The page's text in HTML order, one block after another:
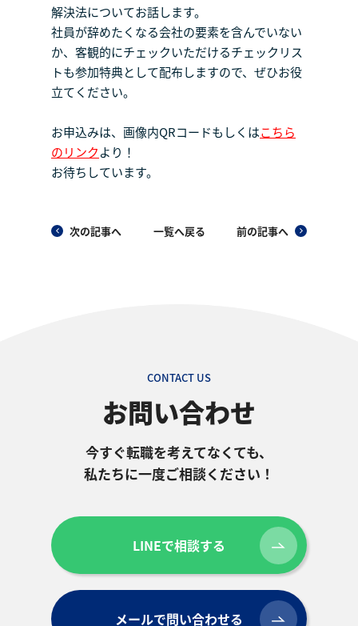
解決法についてお話します。
社員が辞めたくなる会社の要素を含んでいない
か、客観的にチェックいただけるチェックリス
トも参加特典として配布しますので、ぜひお役
立てください。
お申込みは、画像内QRコードもしくはこちら
のリンクより！
お待ちしています。
次の記事へ 一覧へ戻る 前の記事へ
CONTACT US
お問い合わせ
今すぐ転職を考えてなくても、
私たちに一度ご相談ください！
LINEで相談する
メールで問い合わせる